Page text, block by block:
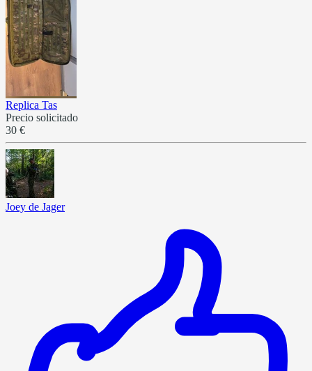
Replica Tas
Precio solicitado
30 €
Joey de Jager